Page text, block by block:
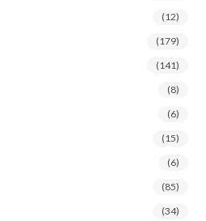
(12)
(179)
(141)
(8)
(6)
(15)
(6)
(85)
(34)